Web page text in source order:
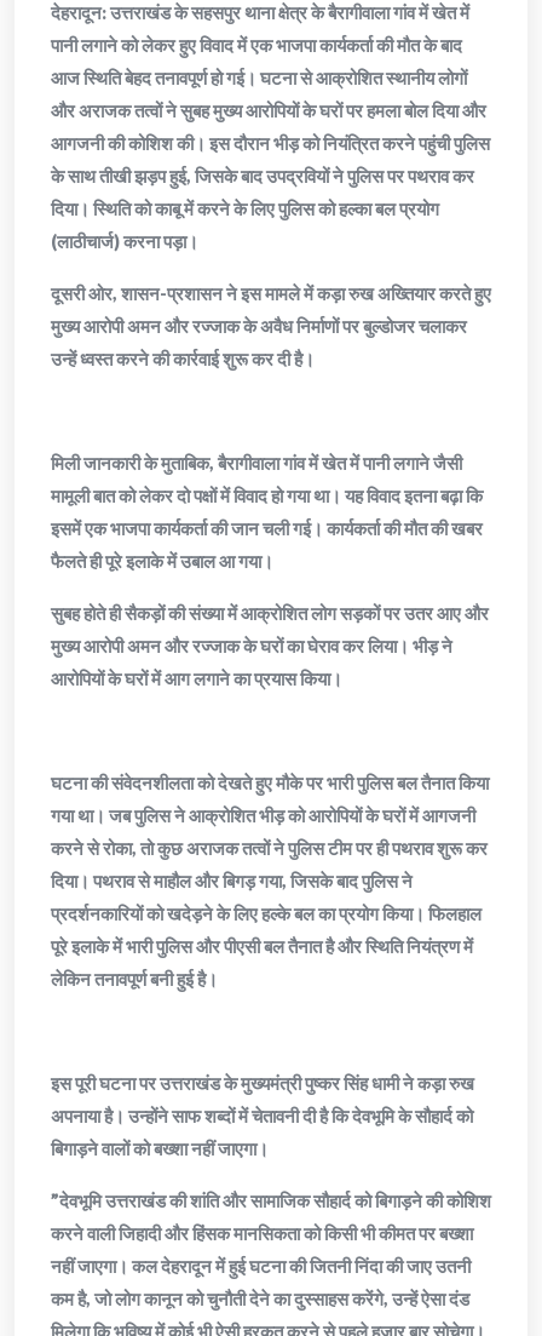
देहरादून: उत्तराखंड के सहसपुर थाना क्षेत्र के बैरागीवाला गांव में खेत में
पानी लगाने को लेकर हुए विवाद में एक भाजपा कार्यकर्ता की मौत के बाद
आज स्थिति बेहद तनावपूर्ण हो गई। घटना से आक्रोशित स्थानीय लोगों
और अराजक तत्वों ने सुबह मुख्य आरोपियों के घरों पर हमला बोल दिया और
आगजनी की कोशिश की। इस दौरान भीड़ को नियंत्रित करने पहुंची पुलिस
के साथ तीखी झड़प हुई, जिसके बाद उपद्रवियों ने पुलिस पर पथराव कर
दिया। स्थिति को काबू में करने के लिए पुलिस को हल्का बल प्रयोग
(लाठीचार्ज) करना पड़ा।
​दूसरी ओर, शासन-प्रशासन ने इस मामले में कड़ा रुख अख्तियार करते हुए
मुख्य आरोपी अमन और रज्जाक के अवैध निर्माणों पर बुल्डोजर चलाकर
उन्हें ध्वस्त करने की कार्रवाई शुरू कर दी है।
​मिली जानकारी के मुताबिक, बैरागीवाला गांव में खेत में पानी लगाने जैसी
मामूली बात को लेकर दो पक्षों में विवाद हो गया था। यह विवाद इतना बढ़ा कि
इसमें एक भाजपा कार्यकर्ता की जान चली गई। कार्यकर्ता की मौत की खबर
फैलते ही पूरे इलाके में उबाल आ गया।
​सुबह होते ही सैकड़ों की संख्या में आक्रोशित लोग सड़कों पर उतर आए और
मुख्य आरोपी अमन और रज्जाक के घरों का घेराव कर लिया। भीड़ ने
आरोपियों के घरों में आग लगाने का प्रयास किया।
​घटना की संवेदनशीलता को देखते हुए मौके पर भारी पुलिस बल तैनात किया
गया था। जब पुलिस ने आक्रोशित भीड़ को आरोपियों के घरों में आगजनी
करने से रोका, तो कुछ अराजक तत्वों ने पुलिस टीम पर ही पथराव शुरू कर
दिया। पथराव से माहौल और बिगड़ गया, जिसके बाद पुलिस ने
प्रदर्शनकारियों को खदेड़ने के लिए हल्के बल का प्रयोग किया। फिलहाल
पूरे इलाके में भारी पुलिस और पीएसी बल तैनात है और स्थिति नियंत्रण में
लेकिन तनावपूर्ण बनी हुई है।
​इस पूरी घटना पर उत्तराखंड के मुख्यमंत्री पुष्कर सिंह धामी ने कड़ा रुख
अपनाया है। उन्होंने साफ शब्दों में चेतावनी दी है कि देवभूमि के सौहार्द को
बिगाड़ने वालों को बख्शा नहीं जाएगा।
​”देवभूमि उत्तराखंड की शांति और सामाजिक सौहार्द को बिगाड़ने की कोशिश
करने वाली जिहादी और हिंसक मानसिकता को किसी भी कीमत पर बख्शा
नहीं जाएगा। कल देहरादून में हुई घटना की जितनी निंदा की जाए उतनी
कम है, जो लोग कानून को चुनौती देने का दुस्साहस करेंगे, उन्हें ऐसा दंड
मिलेगा कि भविष्य में कोई भी ऐसी हरकत करने से पहले हजार बार सोचेगा।